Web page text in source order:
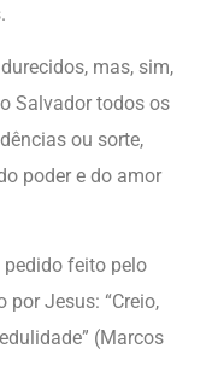
mas, sim,
Salvador todos os
ou sorte,
poder e do amor
pedido feito pelo
por Jesus: “Creio,
(Marcos